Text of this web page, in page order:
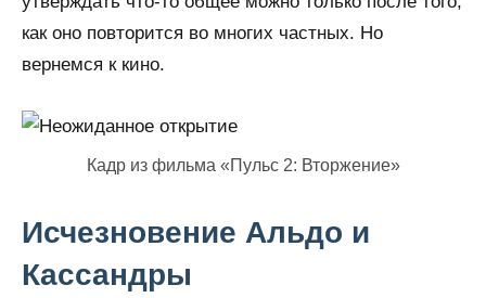
как оно повторится во многих частных. Но
вернемся к кино.
Кадр из фильма «Пульс 2: Вторжение»
Исчезновение Альдо и
Кассандры